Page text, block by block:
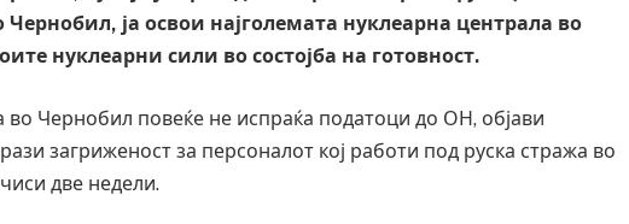
ја освои најголемата нуклеарна централа во
нуклеарни сили во состојба на готовност.
во Чернобил повеќе не испраќа податоци до ОН, објави
загриженост за персоналот кој работи под руска стража во
две недели.